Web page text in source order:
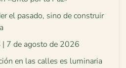
el pasado, sino de construir
| 7 de agosto de 2026
en las calles es luminaria